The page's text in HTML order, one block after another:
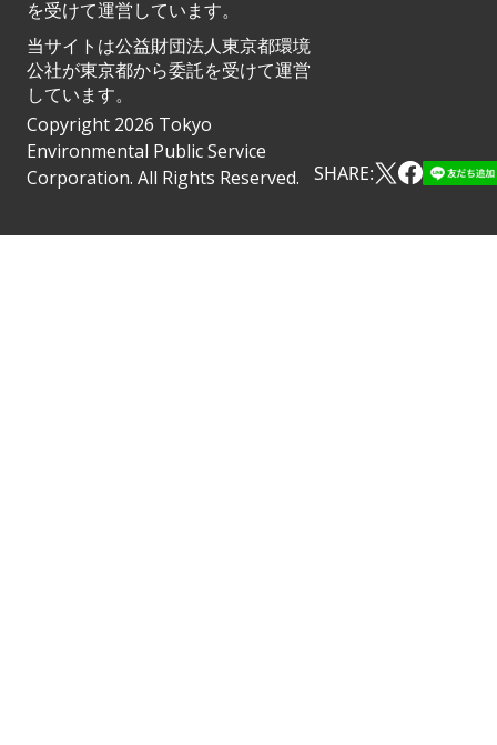
を受けて運営しています。
当サイトは公益財団法人東京都環境
公社が東京都から委託を受けて運営
しています。
Copyright 2026 Tokyo
Environmental Public Service
Corporation. All Rights Reserved.
SHARE: